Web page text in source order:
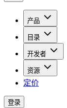
产品
目录
开发者
资源
定价
登录